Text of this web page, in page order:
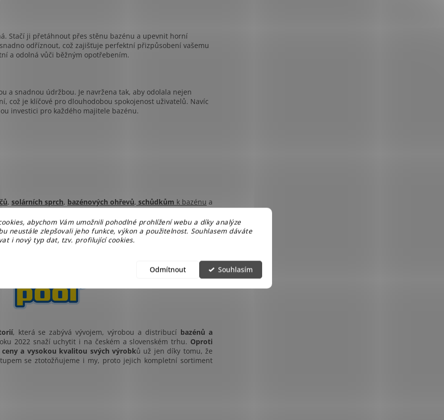
abychom Vám umožnili pohodlné prohlížení webu a díky analýze
neustále zlepšovali jeho funkce, výkon a použitelnost. Souhlasem dáváte
i nový typ dat, tzv. profilující cookies.
Odmítnout Souhlasím
Stačí ji přetáhnout přes stěnu bazénu a upevnit horní
odříznout, což zajišťuje perfektní přizpůsobení vašemu
a odolná vůči běžným opotřebením.
a snadnou údržbou. Je navržena tak, aby odolala nejen
což je klíčové pro dlouhodobou spokojenost uživatelů. Navíc
investici pro každého majitele bazénu.
, solárních sprch, bazénových ohřevů, schůdkům k bazénu a
, která se zabývá vývojem, výrobou a distribucí bazénů a
2022 snaží uchytit i na českém a slovenském trhu. Oproti
ceny a vysokou kvalitou svých výrobků už jen díky tomu, že
se ztotožňujeme i my, proto jejich kompletní sortiment